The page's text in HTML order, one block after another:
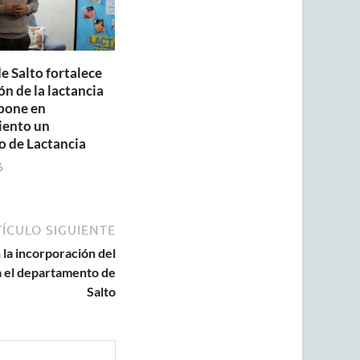
Salto fortalece
de la lactancia
en
un
de Lactancia
SIGUIENTE
la incorporación del
departamento de
Salto